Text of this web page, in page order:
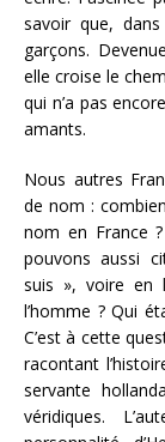
savoir que,
garçons.
elle croise le
qui n’a pas
amants.
Nous autres
de nom :
nom en France
pouvons aussi
suis », voire en
l’homme ? Qui
C’est à cette
racontant
servante
véridiques.